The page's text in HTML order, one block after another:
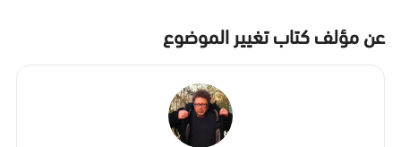
عن مؤلف كتاب تغيير الموضوع